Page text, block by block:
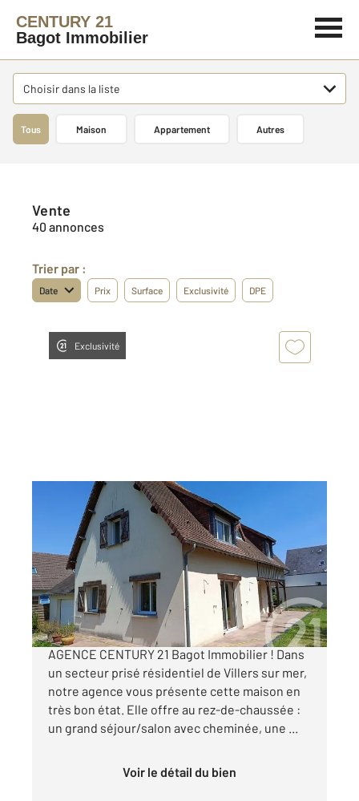
CENTURY 21
Bagot Immobilier
Choisir dans la liste
Tous Maison Appartement Autres
Vente
40 annonces
Trier par :
Date Prix Surface Exclusivité DPE
Exclusivité
VILLERS SUR MER 14
131,57 m2 , 6 pièces
Ref : 14293
Maison à vendre
750 000 €
UNIQUEMENT EN VENTE DANS VOTRE
AGENCE CENTURY 21 Bagot Immobilier ! Dans
un secteur prisé résidentiel de Villers sur mer,
notre agence vous présente cette maison en
très bon état. Elle offre au rez-de-chaussée :
un grand séjour/salon avec cheminée, une ...
Voir le détail du bien